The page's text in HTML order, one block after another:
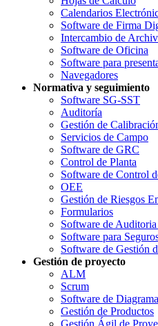
Calendarios
Software de Firma
Intercambio de
Software de Oficina
Software para
Navegadores
Normativa y seguimiento
Software SG-SST
Auditoría
Gestión de
Servicios de Campo
Software de GRC
Control de Planta
Software de Control
OEE
Gestión de Riesgos
Formularios
Software de
Software para
Software de Gestión
Gestión de proyecto
ALM
Scrum
Software de
Gestión de Productos